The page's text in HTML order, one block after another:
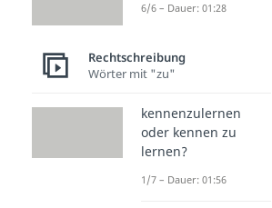
6/6 – Dauer: 01:28
Rechtschreibung
Wörter mit "zu"
kennenzulernen
oder kennen zu
lernen?
1/7 – Dauer: 01:56